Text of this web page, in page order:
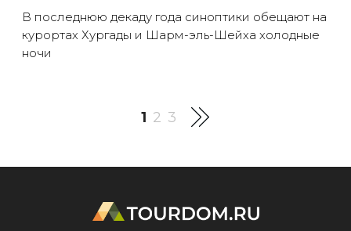
В последнюю декаду года синоптики обещают на
курортах Хургады и Шарм-эль-Шейха холодные
ночи
1 2 3